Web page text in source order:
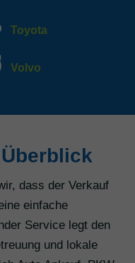
Toyota
Volvo
dass der Verkauf
einfache
Service legt den
und lokale